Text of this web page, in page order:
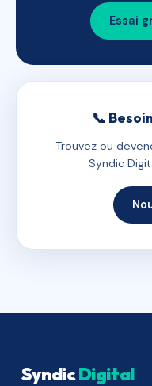
Essai
📞
Trouvez ou
Syndic
SyndicDigital